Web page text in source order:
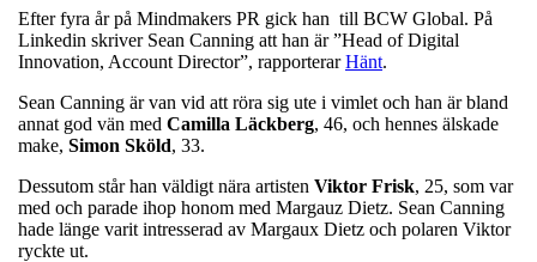
Efter fyra år på Mindmakers PR gick han till BCW Global. På
Linkedin skriver Sean Canning att han är ”Head of Digital
Innovation, Account Director”, rapporterarHänt.
Sean Canning är van vid att röra sig ute i vimlet och han är bland
annat god vän med Camilla Läckberg, 46, och hennes älskade
make, Simon Sköld, 33.
Dessutom står han väldigt nära artisten Viktor Frisk, 25, som var
med och parade ihop honom med Margauz Dietz. Sean Canning
hade länge varit intresserad av Margaux Dietz och polaren Viktor
ryckte ut.